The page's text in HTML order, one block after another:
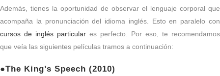
Además, tienes la oportunidad de observar el lenguaje corporal que
acompaña la pronunciación del idioma inglés. Esto en paralelo con
cursos de inglés particular es perfecto. Por eso, te recomendamos
que veía las siguientes películas tramos a continuación:
●The King’s Speech (2010)